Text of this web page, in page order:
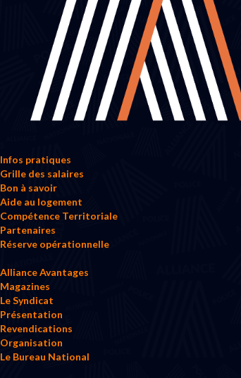
Infos pratiques
Grille des salaires
Bon à savoir
Aide au logement
Compétence Territoriale
Partenaires
Réserve opérationnelle
Alliance Avantages
Magazines
Le Syndicat
Présentation
Revendications
Organisation
Le Bureau National